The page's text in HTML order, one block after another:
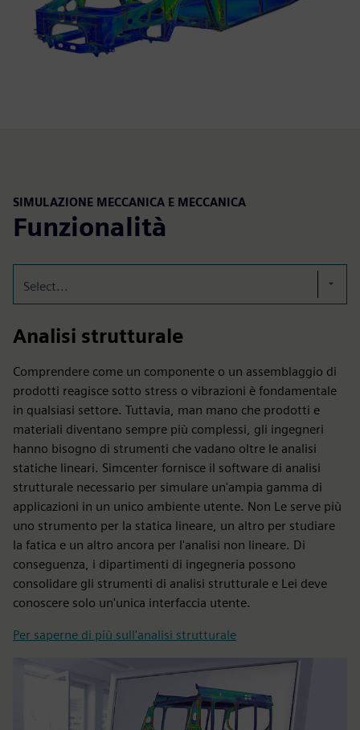
SIMULAZIONE MECCANICA E MECCANICA
Funzionalità
Select...
Analisi strutturale
Comprendere come un componente o un assemblaggio di
prodotti reagisce sotto stress o vibrazioni è fondamentale
in qualsiasi settore. Tuttavia, man mano che prodotti e
materiali diventano sempre più complessi, gli ingegneri
hanno bisogno di strumenti che vadano oltre le analisi
statiche lineari. Simcenter fornisce il software di analisi
strutturale necessario per simulare un'ampia gamma di
applicazioni in un unico ambiente utente. Non Le serve più
uno strumento per la statica lineare, un altro per studiare
la fatica e un altro ancora per l'analisi non lineare. Di
conseguenza, i dipartimenti di ingegneria possono
consolidare gli strumenti di analisi strutturale e Lei deve
conoscere solo un'unica interfaccia utente.
Per saperne di più sull'analisi strutturale